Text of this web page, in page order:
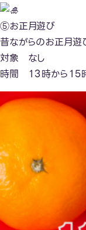
⑤お正月遊び
昔ながらのお正月遊
対象 なし
時間 １３時から１５